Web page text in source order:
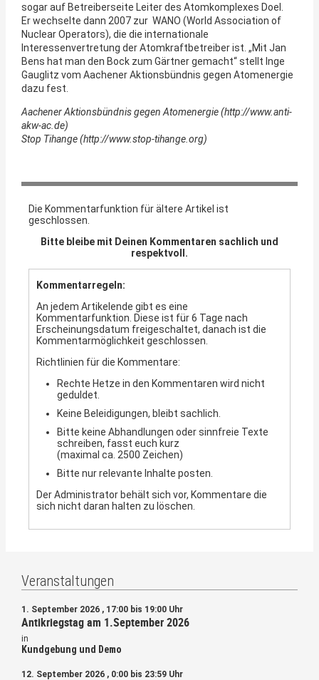
sogar auf Betreiberseite Leiter des Atomkomplexes Doel.
Er wechselte dann 2007 zur WANO (World Association of
Nuclear Operators), die die internationale
Interessenvertretung der Atomkraftbetreiber ist. „Mit Jan
Bens hat man den Bock zum Gärtner gemacht“ stellt Inge
Gauglitz vom Aachener Aktionsbündnis gegen Atomenergie
dazu fest.
Aachener Aktionsbündnis gegen Atomenergie (http://www.anti-
akw-ac.de)
Stop Tihange (http://www.stop-tihange.org)
Die Kommentarfunktion für ältere Artikel ist
geschlossen.
Bitte bleibe mit Deinen Kommentaren sachlich und
respektvoll.
Kommentarregeln:
An jedem Artikelende gibt es eine
Kommentarfunktion. Diese ist für 6 Tage nach
Erscheinungsdatum freigeschaltet, danach ist die
Kommentarmöglichkeit geschlossen.
Richtlinien für die Kommentare:
Rechte Hetze in den Kommentaren wird nicht
geduldet.
Keine Beleidigungen, bleibt sachlich.
Bitte keine Abhandlungen oder sinnfreie Texte
schreiben, fasst euch kurz
(maximal ca. 2500 Zeichen)
Bitte nur relevante Inhalte posten.
Der Administrator behält sich vor, Kommentare die
sich nicht daran halten zu löschen.
Veranstaltungen
1. September 2026 , 17:00 bis 19:00 Uhr
Antikriegstag am 1.September 2026
in
Kundgebung und Demo
12. September 2026 , 0:00 bis 23:59 Uhr